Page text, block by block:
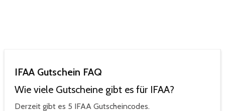
IFAA Gutschein FAQ
Wie viele Gutscheine gibt es für IFAA?
Derzeit gibt es 5 IFAA Gutscheincodes.